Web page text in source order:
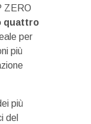
ZERO
quattro
per
più
più
del